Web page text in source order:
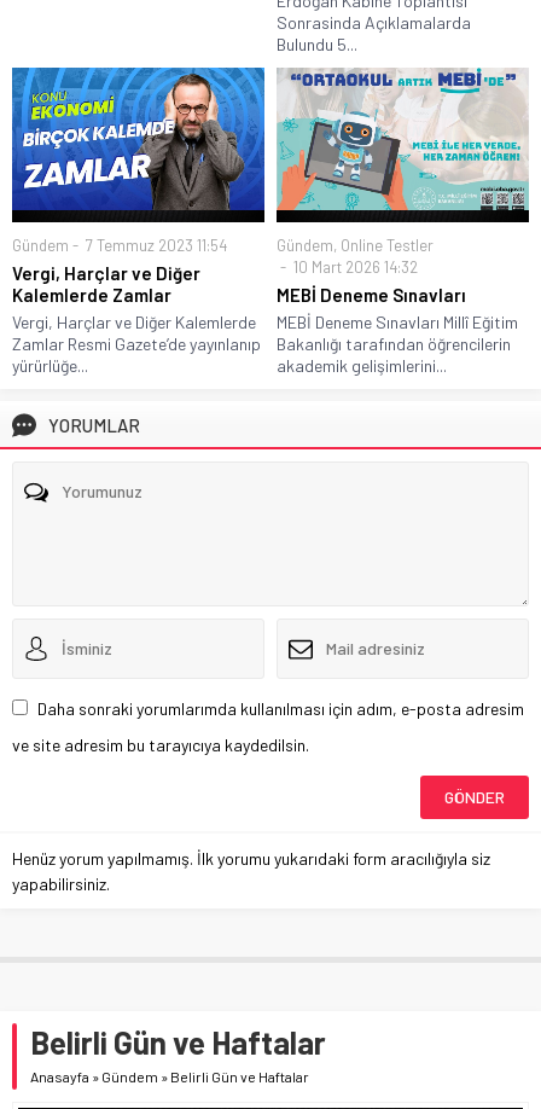
Sonrasinda Açıklamalarda
Bulundu 5...
Gündem 7 Temmuz 2023 11:54
Vergi, Harçlar ve Diğer
Kalemlerde Zamlar
Vergi, Harçlar ve Diğer Kalemlerde
Zamlar Resmi Gazete’de yayınlanıp
yürürlüğe...
Gündem, Online Testler
10 Mart 2026 14:32
MEBİ Deneme Sınavları
MEBİ Deneme Sınavları Millî Eğitim
Bakanlığı tarafından öğrencilerin
akademik gelişimlerini...
YORUMLAR
Daha sonraki yorumlarımda kullanılması için adım, e-posta adresim
ve site adresim bu tarayıcıya kaydedilsin.
Henüz yorum yapılmamış. İlk yorumu yukarıdaki form aracılığıyla siz
yapabilirsiniz.
Belirli Gün ve Haftalar
Anasayfa » Gündem » Belirli Gün ve Haftalar